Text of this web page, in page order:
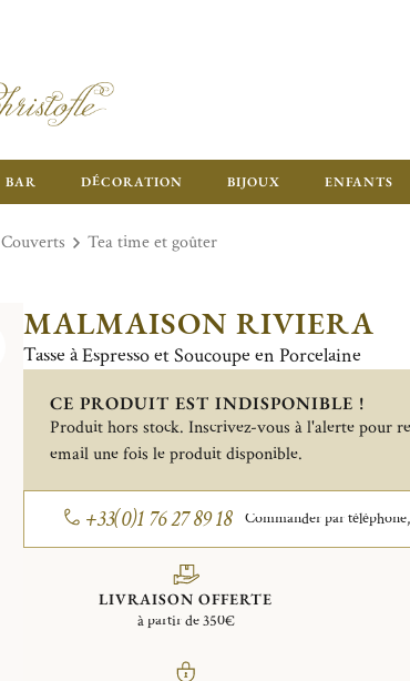
BAR DÉCORATION BIJOUX ENFANTS
Couverts Tea time et goûter
MALMAISON RIVIERA
Tasse à Espresso et Soucoupe en Porcelaine
CE PRODUIT EST INDISPONIBLE !
Produit hors stock. Inscrivez-vous à l'alerte pour
email une fois le produit disponible.
+33(0)1 76 27 89 18 Commander par
LIVRAISON OFFERTE
à partir de 350€